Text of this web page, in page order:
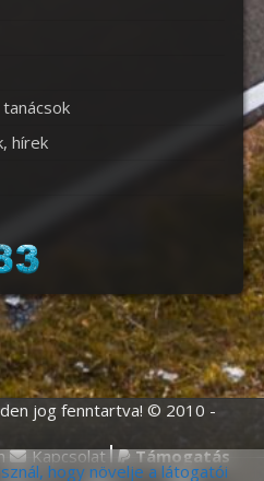
hírek
jog fenntartva! © 2010 -
Kapcsolat Támogatás
hogy növelje a látogatói